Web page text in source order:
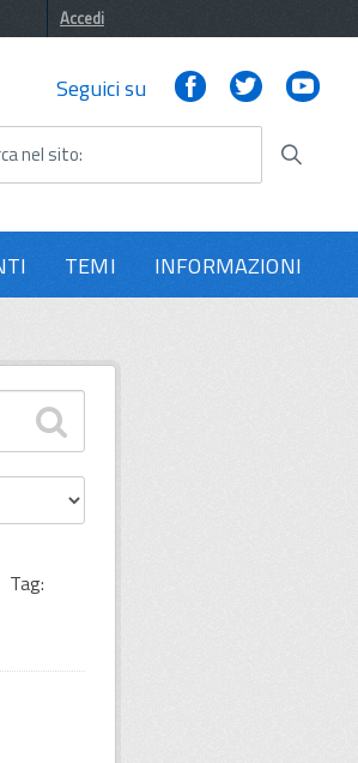
Accedi
Seguici su FacebookTwitter
nel sito
TEMI INFORMAZIONI
Tag: